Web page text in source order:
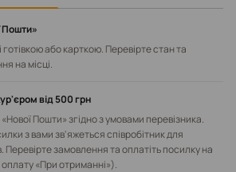
Пошти»
готівкою або карткою. Перевірте стан та
на місці.
від 500 грн
Пошти» згідно з умовами перевізника.
з вами зв'яжеться співробітник для
Перевірте замовлення та оплатіть посилку на
«При отриманні»).